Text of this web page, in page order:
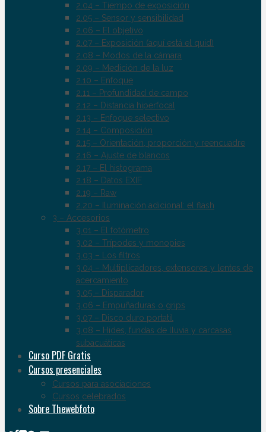
2.04 – Tiempo de exposición
2.05 – Sensor y sensibilidad
2.06 – El objetivo
2.07 – Exposición (aquí está el quid)
2.08 – Modos de la cámara
2.09 – Medición de la luz
2.10 – Enfoque
2.11 – Profundidad de campo
2.12 – Distancia hiperfocal
2.13 – Enfoque selectivo
2.14 – Composición
2.15 – Orientación, proporción y reencuadre
2.16 – Ajuste de blancos
2.17 – El histograma
2.18 – Datos EXIF
2.19 – Raw
2.20 – Iluminación adicional: el flash
3 – Accesorios
3.01 – El fotómetro
3.02 – Trípodes y monopies
3.03 – Los filtros
3.04 – Multiplicadores, extensores y lentes de
acercamiento
3.05 – Disparador
3.06 – Empuñaduras o grips
3.07 – Disco duro portatil
3.08 – Hides, fundas de lluvia y carcasas
subacuáticas
Curso PDF Gratis
Cursos presenciales
Cursos para asociaciones
Cursos celebrados
Sobre Thewebfoto